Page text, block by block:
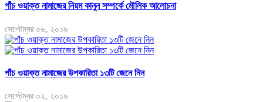
পাঁচ ওয়াক্ত নামাজের নিয়ম কানুন সম্পর্কে মৌলিক আলোচনা
সেপ্টেম্বর ০৬, ২০১৯
পাঁচ ওয়াক্ত নামাজের উপকারিতা ১৩টি জেনে নিন
সেপ্টেম্বর ০২, ২০১৯